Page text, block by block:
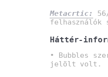
Metacrtic:
felhasználók
Háttér-
• Bubbles
jelölt volt.